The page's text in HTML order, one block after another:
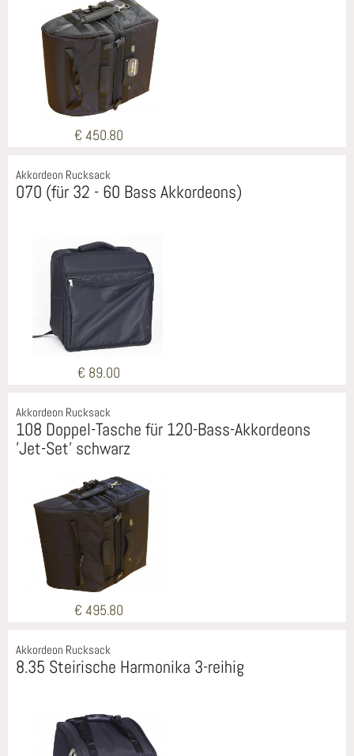
€ 450.80
Akkordeon Rucksack
070 (für 32 - 60 Bass Akkordeons)
€ 89.00
Akkordeon Rucksack
108 Doppel-Tasche für 120-Bass-Akkordeons
'Jet-Set' schwarz
€ 495.80
Akkordeon Rucksack
8.35 Steirische Harmonika 3-reihig